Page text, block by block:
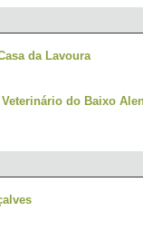
da Lavoura
do Baixo